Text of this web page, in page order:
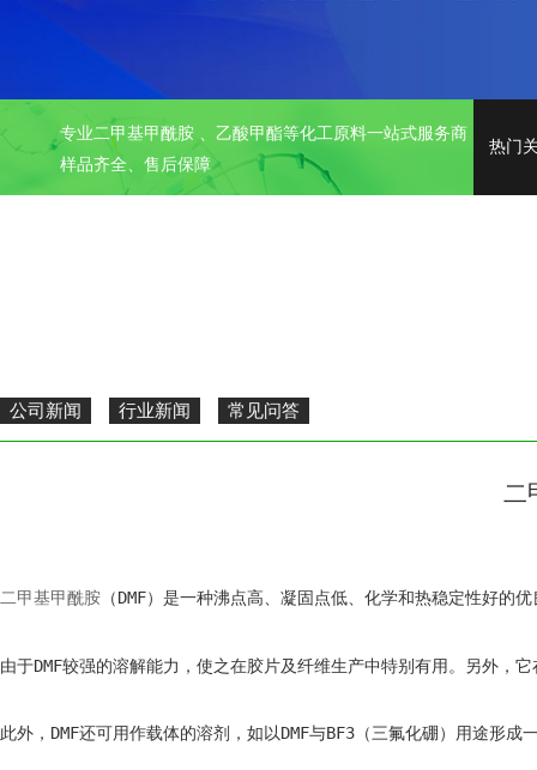
专业二甲基甲酰胺 、乙酸甲酯等化工原料一站式服务商
样品齐全、售后保障
热门
公司新闻 行业新闻 常见问答
二
二甲基甲酰胺 （DMF）是一种沸点高、凝固点低、化学和热稳定性好
由于DMF较强的溶解能力，使之在胶片及纤维生产中特别有用。另外，
此外，DMF还可用作载体的溶剂，如以DMF与BF3（三氟化硼）用途形